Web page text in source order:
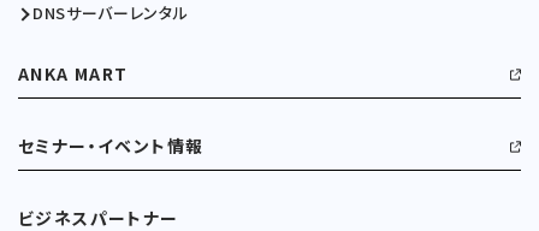
DNSサーバーレンタル
ANKA MART
セミナー・イベント情報
ビジネスパートナー